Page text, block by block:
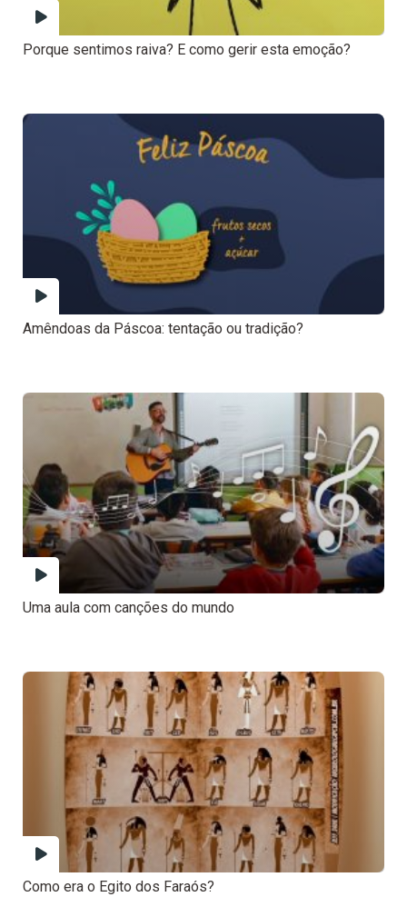
Porque sentimos raiva? E como gerir esta emoção?
Amêndoas da Páscoa: tentação ou tradição?
Uma aula com canções do mundo
Como era o Egito dos Faraós?